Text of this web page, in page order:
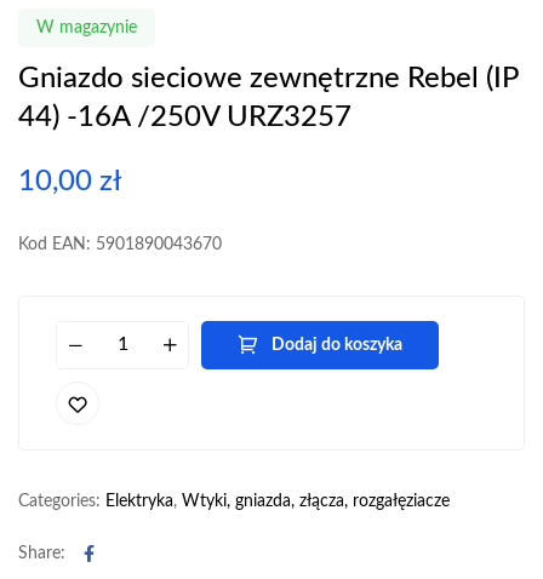
W magazynie
Gniazdo sieciowe zewnętrzne Rebel (IP
44) -16A /250V URZ3257
10,00 zł
Kod EAN: 5901890043670
Dodaj do koszyka
Categories: Elektryka, Wtyki, gniazda, złącza, rozgałęziacze
Share: Facebook